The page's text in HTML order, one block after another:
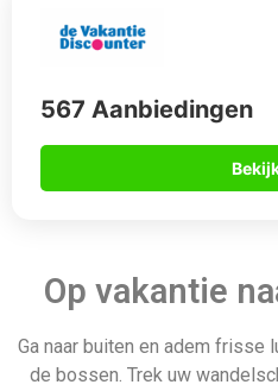
567 Aanbiedingen
Op vakantie
Ga naar buiten en adem frisse
de bossen. Trek uw